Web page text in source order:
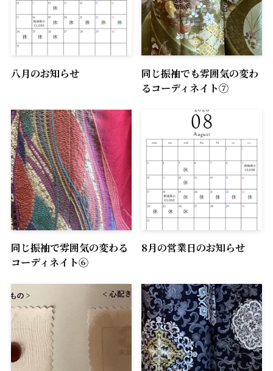
八月のお知らせ
同じ振袖でも雰囲気の変わ
るコーディネイト⑦
同じ振袖で雰囲気の変わる
コーディネイト⑥
8月の営業日のお知らせ